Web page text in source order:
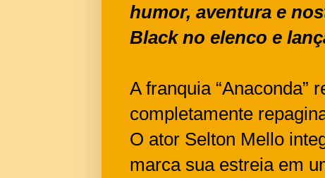
humor, aventura e
Black no elenco e
A franquia “Anaconda”
completamente
O ator Selton Mello
marca sua estreia em